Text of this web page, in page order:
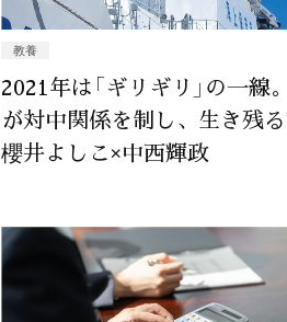
教養
2021年は「ギリギリ」の一線
が対中関係を制し、生き残る
櫻井よしこ×中西輝政